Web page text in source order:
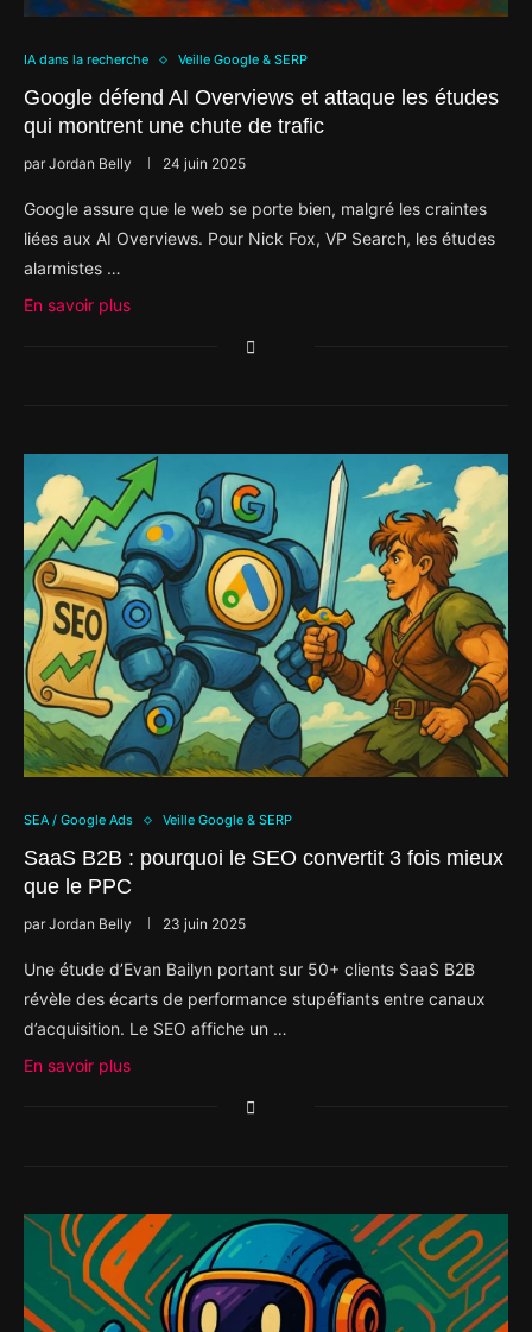
IA dans la recherche Veille Google & SERP
Google défend AI Overviews et attaque les études
qui montrent une chute de trafic
parJordan Belly 24 juin 2025
Google assure que le web se porte bien, malgré les craintes
liées aux AI Overviews. Pour Nick Fox, VP Search, les études
alarmistes …
En savoir plus
SEA / Google Ads Veille Google & SERP
SaaS B2B : pourquoi le SEO convertit 3 fois mieux
que le PPC
parJordan Belly 23 juin 2025
Une étude d’Evan Bailyn portant sur 50+ clients SaaS B2B
révèle des écarts de performance stupéfiants entre canaux
d’acquisition. Le SEO affiche un …
En savoir plus